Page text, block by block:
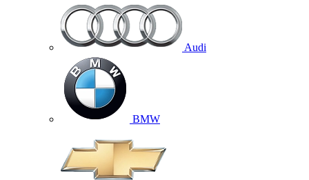
Audi
BMW